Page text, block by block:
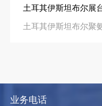
业务电话